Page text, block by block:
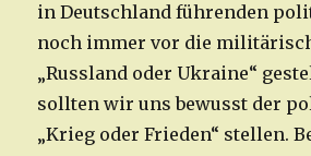
in Deutschland führenden
noch immer vor die
„Russland oder Ukraine“
sollten wir uns bewusst der
„Krieg oder Frieden“ stellen.